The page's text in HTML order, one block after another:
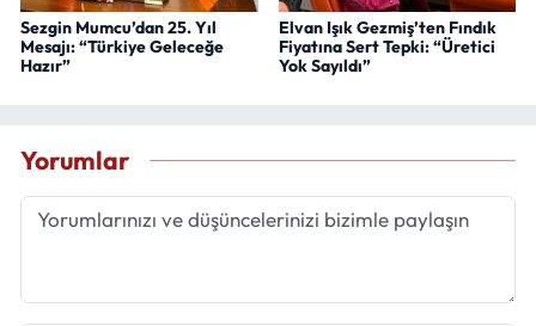
Sezgin Mumcu’dan 25. Yıl
Mesajı: “Türkiye Geleceğe
Hazır”
Elvan Işık Gezmiş’ten Fındık
Fiyatına Sert Tepki: “Üretici
Yok Sayıldı”
Yorumlar